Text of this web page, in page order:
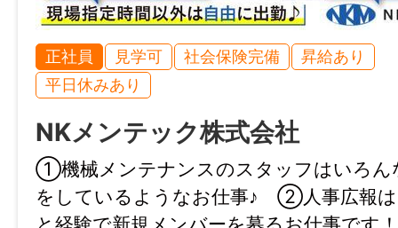
シフト制による週5日勤務
休日・休暇
シフト制による週休2日制（夏や冬は週1～
ります） ※土日休みの連休も可※6ヶ月経
暇日数：10日
諸手当
正社員 見学可 社会保険完備
昇給あり
平日休みあり
NKメンテック株式会社
①機械メンテナンスのスタッフはいろん
をしているようなお仕事♪ ②人事広報は